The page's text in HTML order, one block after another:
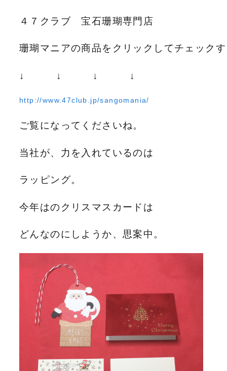
４７クラブ 宝石珊瑚専門店
珊瑚マニアの商品をクリックしてチェック
↓ ↓ ↓ ↓
http://www.47club.jp/sangomania/
ご覧になってくださいね。
当社が、力を入れているのは
ラッピング。
今年はのクリスマスカードは
どんなのにしようか、思案中。